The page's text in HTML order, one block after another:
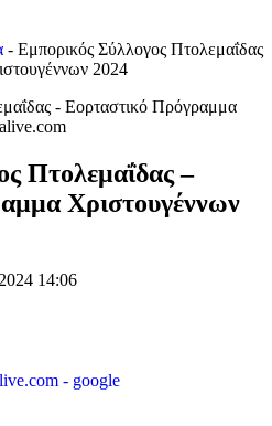
- Εμπορικός Σύλλογος Πτολεμαΐδας
2024
Πτολεμαΐδας –
Χριστουγέννων
14:06